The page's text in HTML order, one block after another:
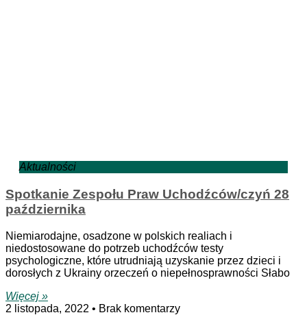
Aktualności
Spotkanie Zespołu Praw Uchodźców/czyń 28
października
Niemiarodajne, osadzone w polskich realiach i
niedostosowane do potrzeb uchodźców testy
psychologiczne, które utrudniają uzyskanie przez dzieci i
dorosłych z Ukrainy orzeczeń o niepełnosprawności Słabo
Więcej »
2 listopada, 2022
Brak komentarzy